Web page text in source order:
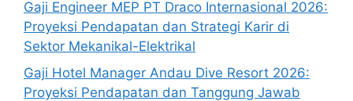
Gaji Engineer MEP PT Draco Internasional 2026:
Proyeksi Pendapatan dan Strategi Karir di
Sektor Mekanikal-Elektrikal
Gaji Hotel Manager Andau Dive Resort 2026:
Proyeksi Pendapatan dan Tanggung Jawab